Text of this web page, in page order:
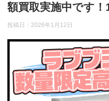
額買取実施中です！
投稿日： 2026年1月12日